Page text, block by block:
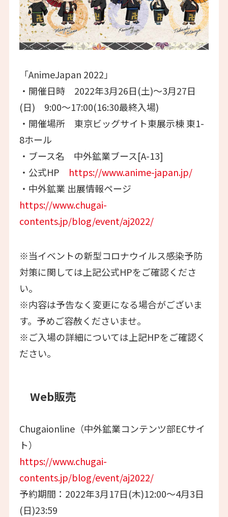
「AnimeJapan 2022」
・開催日時 2022年3月26日(土)～3月27日
(日) 9:00～17:00(16:30最終入場)
・開催場所 東京ビッグサイト東展示棟 東1-
8ホール
・ブース名 中外鉱業ブース[A-13]
・公式HP https://www.anime-japan.jp/
・中外鉱業 出展情報ページ
https://www.chugai-
contents.jp/blog/event/aj2022/
※当イベントの新型コロナウイルス感染予防
対策に関しては上記公式HPをご確認くださ
い。
※内容は予告なく変更になる場合がございま
す。予めご容赦くださいませ。
※ご入場の詳細については上記HPをご確認く
ださい。
Web販売
Chugaionline（中外鉱業コンテンツ部ECサイ
ト）
https://www.chugai-
contents.jp/blog/event/aj2022/
予約期間：2022年3月17日(木)12:00～4月3日
(日)23:59